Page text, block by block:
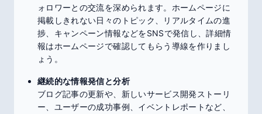
ォロワーとの交流を深められます。ホームページに
掲載しきれない日々のトピック、リアルタイムの進
捗、キャンペーン情報などをSNSで発信し、詳細情
報はホームページで確認してもらう導線を作りまし
ょう。
継続的な情報発信と分析
ブログ記事の更新や、新しいサービス開発ストーリ
ー、ユーザーの成功事例、イベントレポートなど、